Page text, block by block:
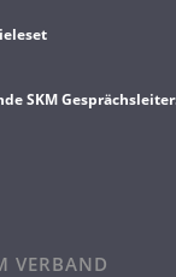
SKM
VERBAND